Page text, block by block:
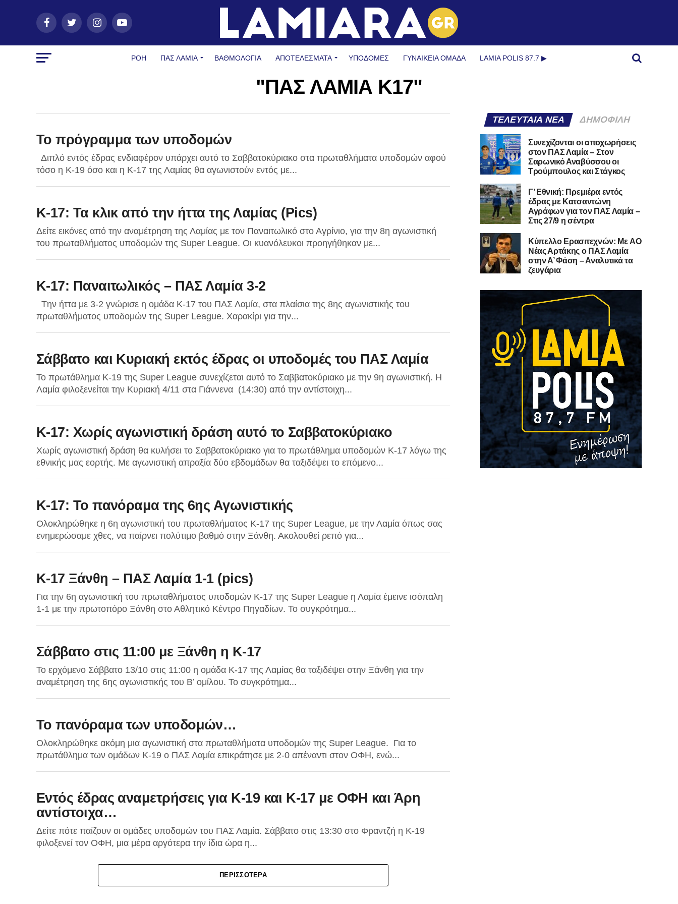
ΡΟΗ ΠΑΣ ΛΑΜΊΑ ΒΑΘΜΟΛΟΓΙΑ ΑΠΟΤΕΛΕΣΜΑΤΑ ΥΠΟΔΟΜΈΣ ΓΥΝΑΙΚΕΊΑ ΟΜΆΔΑ LAMIA POLIS 87.7 ▶︎
"ΠΑΣ ΛΑΜΙΑ Κ17"
Το πρόγραμμα των υποδομών
Διπλό εντός έδρας ενδιαφέρον υπάρχει αυτό το Σαββατοκύριακο στα πρωταθλήματα υποδομών αφού
τόσο η Κ-19 όσο και η Κ-17 της Λαμίας θα αγωνιστούν εντός με...
Κ-17: Τα κλικ από την ήττα της Λαμίας (Pics)
Δείτε εικόνες από την αναμέτρηση της Λαμίας με τον Παναιτωλικό στο Αγρίνιο, για την 8η αγωνιστική
του πρωταθλήματος υποδομών της Super League. Oι κυανόλευκοι προηγήθηκαν με...
K-17: Παναιτωλικός – ΠΑΣ Λαμία 3-2
Tην ήττα με 3-2 γνώρισε η ομάδα Κ-17 του ΠΑΣ Λαμία, στα πλαίσια της 8ης αγωνιστικής του
πρωταθλήματος υποδομών της Super League. Χαρακίρι για την...
Σάββατο και Κυριακή εκτός έδρας οι υποδομές του ΠΑΣ Λαμία
Το πρωτάθλημα Κ-19 της Super League συνεχίζεται αυτό το Σαββατοκύριακο με την 9η αγωνιστική. Η
Λαμία φιλοξενείται την Κυριακή 4/11 στα Γιάννενα (14:30) από την αντίστοιχη...
K-17: Χωρίς αγωνιστική δράση αυτό το Σαββατοκύριακο
Χωρίς αγωνιστική δράση θα κυλήσει το Σαββατοκύριακο για το πρωτάθλημα υποδομών Κ-17 λόγω της
εθνικής μας εορτής. Με αγωνιστική απραξία δύο εβδομάδων θα ταξιδέψει το επόμενο...
Κ-17: Το πανόραμα της 6ης Αγωνιστικής
Ολοκληρώθηκε η 6η αγωνιστική του πρωταθλήματος Κ-17 της Super League, με την Λαμία όπως σας
ενημερώσαμε χθες, να παίρνει πολύτιμο βαθμό στην Ξάνθη. Ακολουθεί ρεπό για...
K-17 Ξάνθη – ΠΑΣ Λαμία 1-1 (pics)
Για την 6η αγωνιστική του πρωταθλήματος υποδομών Κ-17 της Super League η Λαμία έμεινε ισόπαλη
1-1 με την πρωτοπόρο Ξάνθη στο Αθλητικό Κέντρο Πηγαδίων. Το συγκρότημα...
Σάββατο στις 11:00 με Ξάνθη η Κ-17
Το ερχόμενο Σάββατο 13/10 στις 11:00 η ομάδα Κ-17 της Λαμίας θα ταξιδέψει στην Ξάνθη για την
αναμέτρηση της 6ης αγωνιστικής του Β’ ομίλου. Το συγκρότημα...
Το πανόραμα των υποδομών…
Ολοκληρώθηκε ακόμη μια αγωνιστική στα πρωταθλήματα υποδομών της Super League. Για το
πρωτάθλημα των ομάδων Κ-19 ο ΠΑΣ Λαμία επικράτησε με 2-0 απέναντι στον ΟΦΗ, ενώ...
Εντός έδρας αναμετρήσεις για Κ-19 και Κ-17 με ΟΦΗ και Άρη
αντίστοιχα…
Δείτε πότε παίζουν οι ομάδες υποδομών του ΠΑΣ Λαμία. Σάββατο στις 13:30 στο Φραντζή η Κ-19
φιλοξενεί τον ΟΦΗ, μια μέρα αργότερα την ίδια ώρα η...
ΠΕΡΙΣΣΌΤΕΡΑ
ΤΕΛΕΥΤΑΊΑ ΝΈΑ ΔΗΜΟΦΙΛΉ
Συνεχίζονται οι αποχωρήσεις
στον ΠΑΣ Λαμία – Στον
Σαρωνικό Αναβύσσου οι
Τρούμπουλος και Στάγκος
Γ’ Εθνική: Πρεμιέρα εντός
έδρας με Κατσαντώνη
Αγράφων για τον ΠΑΣ Λαμία –
Στις 27/9 η σέντρα
Kύπελλο Ερασιτεχνών: Με AO
Nέας Αρτάκης ο ΠΑΣ Λαμία
στην Α’ Φάση – Αναλυτικά τα
ζευγάρια